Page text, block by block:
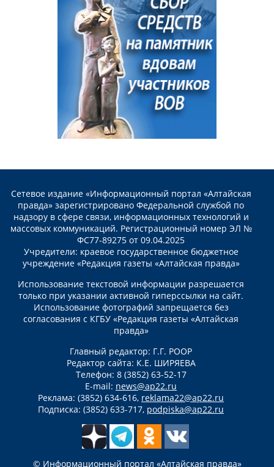
Сетевое издание «Информационный портал «Алтайская
правда» зарегистрировано Федеральной службой по
надзору в сфере связи, информационных технологий и
массовых коммуникаций. Регистрационный номер ЭЛ №
ФС77-89275 от 09.04.2025
Учредители: краевое государственное бюджетное
учреждение «Редакция газеты «Алтайская правда»
Использование текстовой информации разрешается
только при указании активной гиперссылки на сайт.
Использование фотографий запрещается без
согласования с КГБУ «Редакция газеты «Алтайская
правда»
Главный редактор: Г.Г. РООР
Редактор сайта: К.Е. ШИРЯЕВА
Телефон: 8 (3852) 63-52-17
E-mail: news@ap22.ru
Реклама: (3852) 634-616, reklama22@ap22.ru
Подписка: (3852) 633-717, podpiska@ap22.ru
© Информационный портал «Алтайская правда»